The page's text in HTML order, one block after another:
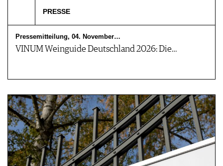
PRESSE
Pressemitteilung, 04. November…
VINUM Weinguide Deutschland 2026: Die…